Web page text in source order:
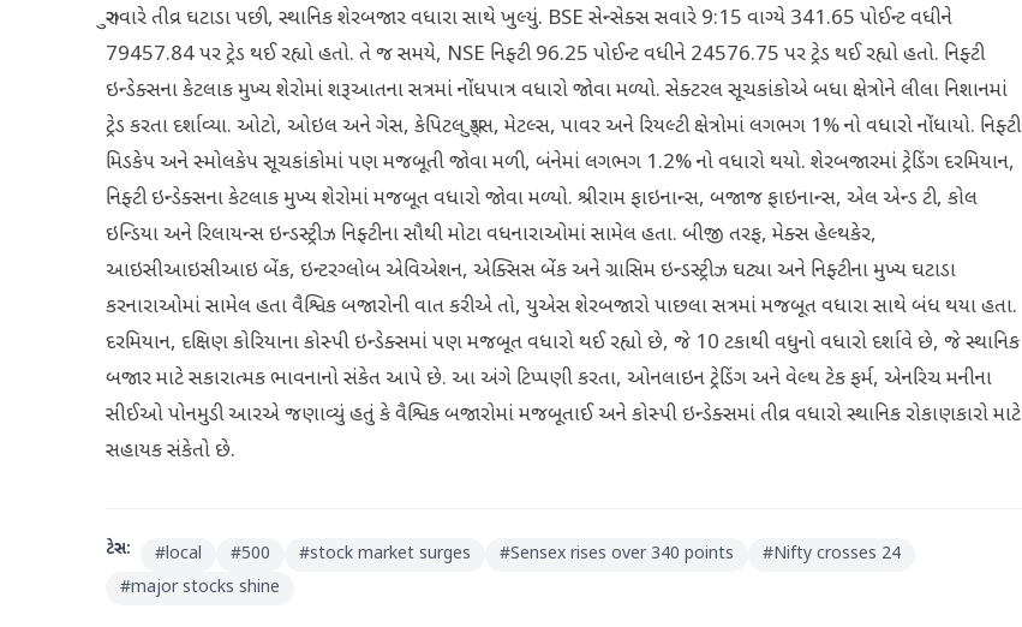
ગુરુવારે તીવ્ર ઘટાડા પછી, સ્થાનિક શેરબજાર વધારા સાથે ખુલ્યું. BSE સેન્સેક્સ સવારે 9:15 વાગ્યે 341.65 પોઈન્ટ વધીને
79457.84 પર ટ્રેડ થઈ રહ્યો હતો. તે જ સમયે, NSE નિફ્ટી 96.25 પોઈન્ટ વધીને 24576.75 પર ટ્રેડ થઈ રહ્યો હતો. નિફ્ટી
ઇન્ડેક્સના કેટલાક મુખ્ય શેરોમાં શરૂઆતના સત્રમાં નોંધપાત્ર વધારો જોવા મળ્યો. સેક્ટરલ સૂચકાંકોએ બધા ક્ષેત્રોને લીલા નિશાનમાં
ટ્રેડ કરતા દર્શાવ્યા. ઓટો, ઓઇલ અને ગેસ, કેપિટલ ગુડ્સ, મેટલ્સ, પાવર અને રિયલ્ટી ક્ષેત્રોમાં લગભગ 1% નો વધારો નોંધાયો. નિફ્ટી
મિડકેપ અને સ્મોલકેપ સૂચકાંકોમાં પણ મજબૂતી જોવા મળી, બંનેમાં લગભગ 1.2% નો વધારો થયો. શેરબજારમાં ટ્રેડિંગ દરમિયાન,
નિફ્ટી ઇન્ડેક્સના કેટલાક મુખ્ય શેરોમાં મજબૂત વધારો જોવા મળ્યો. શ્રીરામ ફાઇનાન્સ, બજાજ ફાઇનાન્સ, એલ એન્ડ ટી, કોલ
ઇન્ડિયા અને રિલાયન્સ ઇન્ડસ્ટ્રીઝ નિફ્ટીના સૌથી મોટા વધનારાઓમાં સામેલ હતા. બીજી તરફ, મેક્સ હેલ્થકેર,
આઇસીઆઇસીઆઇ બેંક, ઇન્ટરગ્લોબ એવિએશન, એક્સિસ બેંક અને ગ્રાસિમ ઇન્ડસ્ટ્રીઝ ઘટ્યા અને નિફ્ટીના મુખ્ય ઘટાડા
કરનારાઓમાં સામેલ હતા વૈશ્વિક બજારોની વાત કરીએ તો, યુએસ શેરબજારો પાછલા સત્રમાં મજબૂત વધારા સાથે બંધ થયા હતા.
દરમિયાન, દક્ષિણ કોરિયાના કોસ્પી ઇન્ડેક્સમાં પણ મજબૂત વધારો થઈ રહ્યો છે, જે 10 ટકાથી વધુનો વધારો દર્શાવે છે, જે સ્થાનિક
બજાર માટે સકારાત્મક ભાવનાનો સંકેત આપે છે. આ અંગે ટિપ્પણી કરતા, ઓનલાઇન ટ્રેડિંગ અને વેલ્થ ટેક ફર્મ, એનરિચ મનીના
સીઈઓ પોનમુડી આરએ જણાવ્યું હતું કે વૈશ્વિક બજારોમાં મજબૂતાઈ અને કોસ્પી ઇન્ડેક્સમાં તીવ્ર વધારો સ્થાનિક રોકાણકારો માટે
સહાયક સંકેતો છે.
ટેગ્સ: #local #500 #stock market surges #Sensex rises over 340 points #Nifty crosses 24
#major stocks shine